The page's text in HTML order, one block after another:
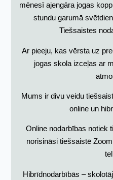
mēnesī ajengāra jogas
stundu garumā
Tiešsaistes
Ar pieeju, kas vērsta uz
jogas skola izceļas ar
Mums ir divu veidu
online un
Online nodarbības notiek
norisināsi tiešsaistē
Hibrīdnodarbībās –